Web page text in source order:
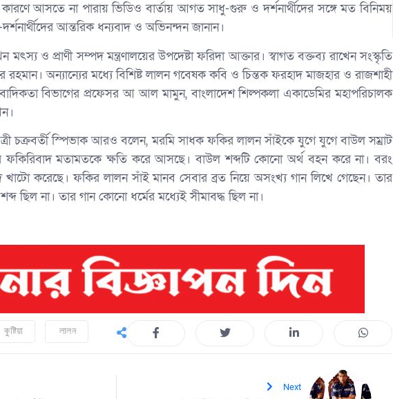
আসতে না পারায় ভিডিও বার্তায় আগত সাধু-গুরু ও দর্শনার্থীদের সঙ্গে মত বিনিময়
আন্তরিক ধন্যবাদ ও অভিনন্দন জানান।
মৎস্য ও প্রাণী সম্পদ মন্ত্রণালয়ের উপদেষ্টা ফরিদা আক্তার। স্বাগত বক্তব্য রাখেন সংস্কৃতি
রহমান। অন্যান্যের মধ্যে বিশিষ্ট লালন গবেষক কবি ও চিন্তক ফরহাদ মাজহার ও রাজশাহী
বিভাগের প্রফেসর আ আল মামুন, বাংলাদেশ শিল্পকলা একাডেমির মহাপরিচালক
চক্রবর্তী স্পিভাক আরও বলেন, মরমি সাধক ফকির লালন সাঁইকে যুগে যুগে বাউল সম্রাট
ফকিরিবাদ মতামতকে ক্ষতি করে আসছে। বাউল শব্দটি কোনো অর্থ বহন করে না। বরং
করেছে। ফকির লালন সাঁই মানব সেবার ব্রত নিয়ে অসংখ্য গান লিখে গেছেন। তার
ছিল না। তার গান কোনো ধর্মের মধ্যেই সীমাবদ্ধ ছিল না।
কুষ্টিয়া লালন
Next